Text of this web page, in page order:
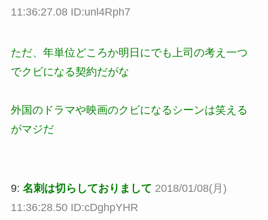
11:36:27.08 ID:unl4Rph7
ただ、年単位どころか明日にでも上司の考え一つ
でクビになる契約だがな
外国のドラマや映画のクビになるシーンは笑える
がマジだ
9: 名刺は切らしておりまして 2018/01/08(月)
11:36:28.50 ID:cDghpYHR